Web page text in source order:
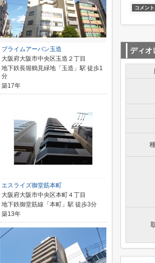
コメント
ディオ
プライムアーバン玉造
大阪府大阪市中央区玉造２丁目
地下鉄長堀鶴見緑地「玉造」駅 徒歩1
分
築17年
エスライズ御堂筋本町
大阪府大阪市中央区本町４丁目
地下鉄御堂筋線「本町」駅 徒歩3分
築13年